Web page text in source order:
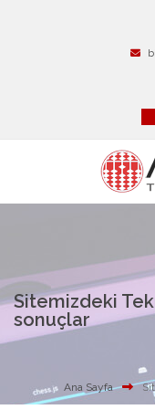
Sitemizdeki
sonuçlar
Ana Sayfa